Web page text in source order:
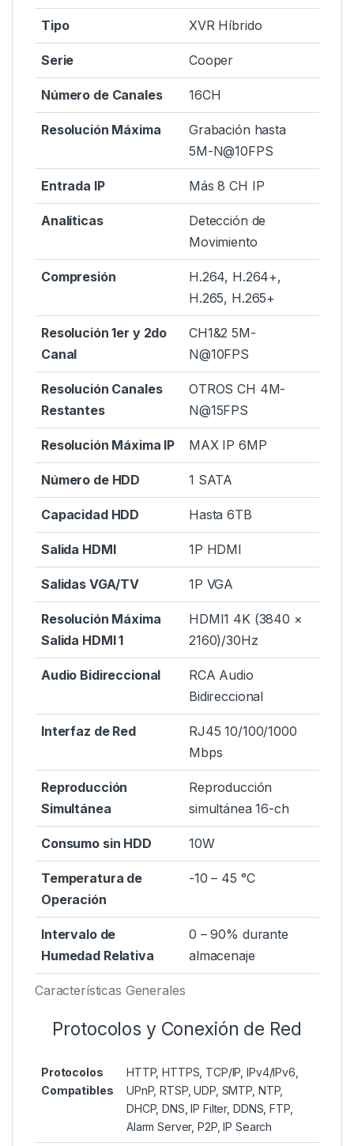
Características Generales
Tipo XVR Híbrido
Serie Cooper
Número de Canales 16CH
Resolución Máxima
Grabación hasta
5M-N@10FPS
Entrada IP Más 8 CH IP
Analíticas
Detección de
Movimiento
Compresión
H.264, H.264+,
H.265, H.265+
Resolución 1er y 2do
Canal
CH1&2 5M-
N@10FPS
Resolución Canales
Restantes
OTROS CH 4M-
N@15FPS
Resolución Máxima IP MAX IP 6MP
Número de HDD 1 SATA
Capacidad HDD Hasta 6TB
Salida HDMI 1P HDMI
Salidas VGA/TV 1P VGA
Resolución Máxima
Salida HDMI 1
HDMI1 4K (3840 ×
2160)/30Hz
Audio Bidireccional
RCA Audio
Bidireccional
Interfaz de Red
RJ45 10/100/1000
Mbps
Reproducción
Simultánea
Reproducción
simultánea 16-ch
Consumo sin HDD 10W
Temperatura de
Operación
-10 – 45 °C
Intervalo de
Humedad Relativa
0 – 90% durante
almacenaje
Protocolos y Conexión de Red
Protocolos
Compatibles
HTTP, HTTPS, TCP/IP, IPv4/IPv6,
UPnP, RTSP, UDP, SMTP, NTP,
DHCP, DNS, IP Filter, DDNS, FTP,
Alarm Server, P2P, IP Search